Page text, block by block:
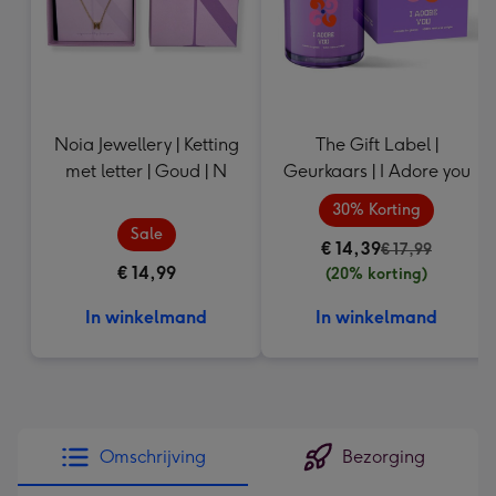
Noia Jewellery | Ketting
met letter | Goud | N
Sale
€ 14,99
In winkelmand
The Gift Label |
Geurkaars | I Adore you
30% Korting
€ 14,39€ 17,99
(20% korting)
In winkelmand
Omschrijving Bezorging